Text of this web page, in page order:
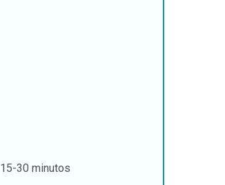
15-30 minutos